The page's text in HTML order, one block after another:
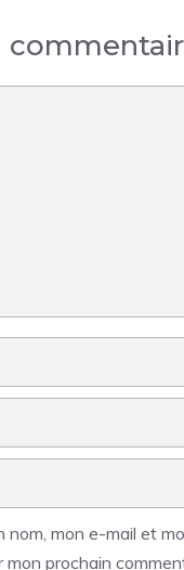
nom, mon e-mail et
prochain